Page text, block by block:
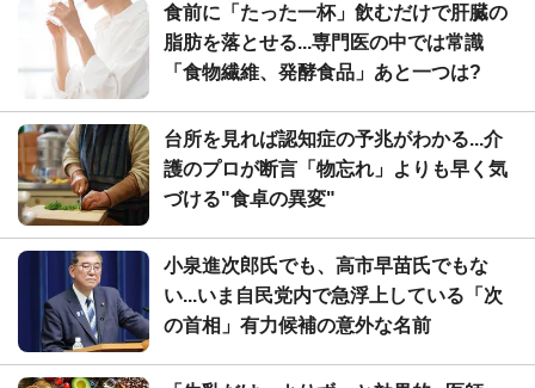
食前に「たった一杯」飲むだけで肝臓の
脂肪を落とせる...専門医の中では常識
「食物繊維、発酵食品」あと一つは?
台所を見れば認知症の予兆がわかる...介
護のプロが断言「物忘れ」よりも早く気
づける"食卓の異変"
小泉進次郎氏でも、高市早苗氏でもな
い...いま自民党内で急浮上している「次
の首相」有力候補の意外な名前